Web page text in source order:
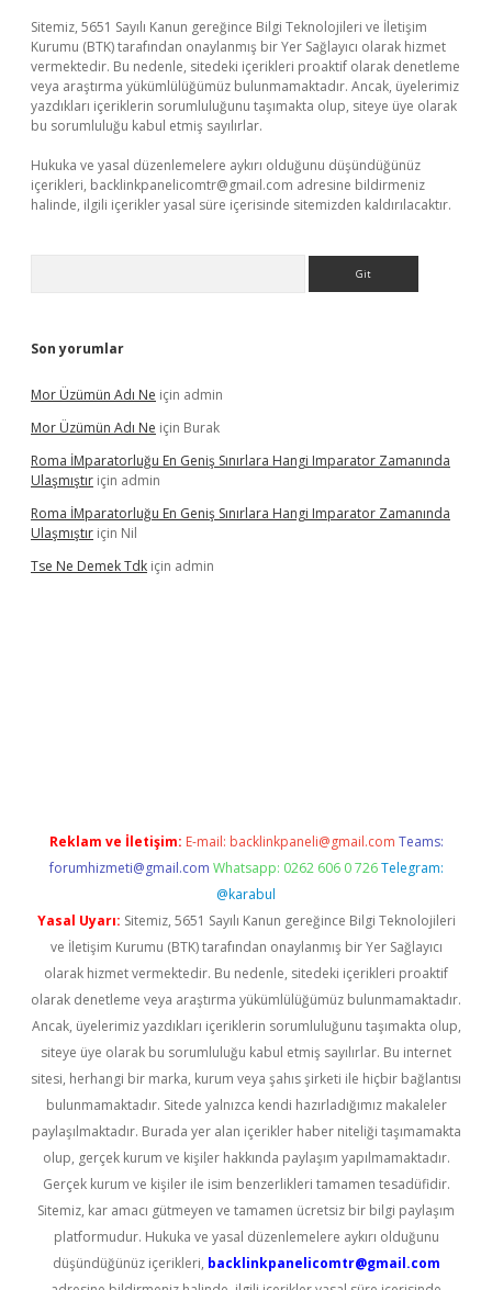
Sitemiz, 5651 Sayılı Kanun gereğince Bilgi Teknolojileri ve İletişim
Kurumu (BTK) tarafından onaylanmış bir Yer Sağlayıcı olarak hizmet
vermektedir. Bu nedenle, sitedeki içerikleri proaktif olarak denetleme
veya araştırma yükümlülüğümüz bulunmamaktadır. Ancak, üyelerimiz
yazdıkları içeriklerin sorumluluğunu taşımakta olup, siteye üye olarak
bu sorumluluğu kabul etmiş sayılırlar.
Hukuka ve yasal düzenlemelere aykırı olduğunu düşündüğünüz
içerikleri, backlinkpanelicomtr@gmail.com adresine bildirmeniz
halinde, ilgili içerikler yasal süre içerisinde sitemizden kaldırılacaktır.
Son yorumlar
Mor Üzümün Adı Ne için admin
Mor Üzümün Adı Ne için Burak
Roma İMparatorluğu En Geniş Sınırlara Hangi Imparator Zamanında
Ulaşmıştır için admin
Roma İMparatorluğu En Geniş Sınırlara Hangi Imparator Zamanında
Ulaşmıştır için Nil
Tse Ne Demek Tdk için admin
Reklam ve İletişim: E-mail: backlinkpaneli@gmail.com Teams:
forumhizmeti@gmail.com Whatsapp: 0262 606 0 726 Telegram:
@karabul
Yasal Uyarı: Sitemiz, 5651 Sayılı Kanun gereğince Bilgi Teknolojileri
ve İletişim Kurumu (BTK) tarafından onaylanmış bir Yer Sağlayıcı
olarak hizmet vermektedir. Bu nedenle, sitedeki içerikleri proaktif
olarak denetleme veya araştırma yükümlülüğümüz bulunmamaktadır.
Ancak, üyelerimiz yazdıkları içeriklerin sorumluluğunu taşımakta olup,
siteye üye olarak bu sorumluluğu kabul etmiş sayılırlar. Bu internet
sitesi, herhangi bir marka, kurum veya şahıs şirketi ile hiçbir bağlantısı
bulunmamaktadır. Sitede yalnızca kendi hazırladığımız makaleler
paylaşılmaktadır. Burada yer alan içerikler haber niteliği taşımamakta
olup, gerçek kurum ve kişiler hakkında paylaşım yapılmamaktadır.
Gerçek kurum ve kişiler ile isim benzerlikleri tamamen tesadüfidir.
Sitemiz, kar amacı gütmeyen ve tamamen ücretsiz bir bilgi paylaşım
platformudur. Hukuka ve yasal düzenlemelere aykırı olduğunu
düşündüğünüz içerikleri, backlinkpanelicomtr@gmail.com